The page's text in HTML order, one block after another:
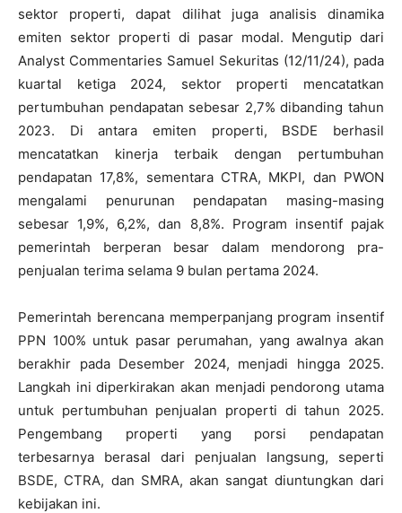
sektor properti, dapat dilihat juga analisis dinamika
emiten sektor properti di pasar modal. Mengutip dari
Analyst Commentaries Samuel Sekuritas (12/11/24), pada
kuartal ketiga 2024, sektor properti mencatatkan
pertumbuhan pendapatan sebesar 2,7% dibanding tahun
2023. Di antara emiten properti, BSDE berhasil
mencatatkan kinerja terbaik dengan pertumbuhan
pendapatan 17,8%, sementara CTRA, MKPI, dan PWON
mengalami penurunan pendapatan masing-masing
sebesar 1,9%, 6,2%, dan 8,8%. Program insentif pajak
pemerintah berperan besar dalam mendorong pra-
penjualan terima selama 9 bulan pertama 2024.
Pemerintah berencana memperpanjang program insentif
PPN 100% untuk pasar perumahan, yang awalnya akan
berakhir pada Desember 2024, menjadi hingga 2025.
Langkah ini diperkirakan akan menjadi pendorong utama
untuk pertumbuhan penjualan properti di tahun 2025.
Pengembang properti yang porsi pendapatan
terbesarnya berasal dari penjualan langsung, seperti
BSDE, CTRA, dan SMRA, akan sangat diuntungkan dari
kebijakan ini.